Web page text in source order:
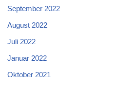
September 2022
August 2022
Juli 2022
Januar 2022
Oktober 2021